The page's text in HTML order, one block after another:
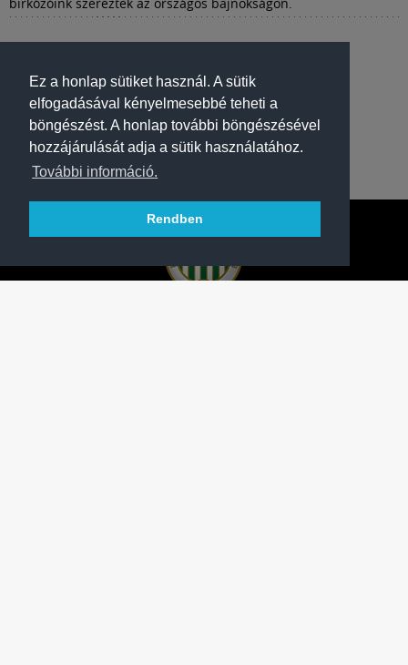
Ez a honlap sütiket használ. A sütik
elfogadásával kényelmesebbé teheti a
böngészést. A honlap további böngészésével
hozzájárulását adja a sütik használatához.
További információ.
Rendben
birkózóink szereztek az országos bajnokságon.